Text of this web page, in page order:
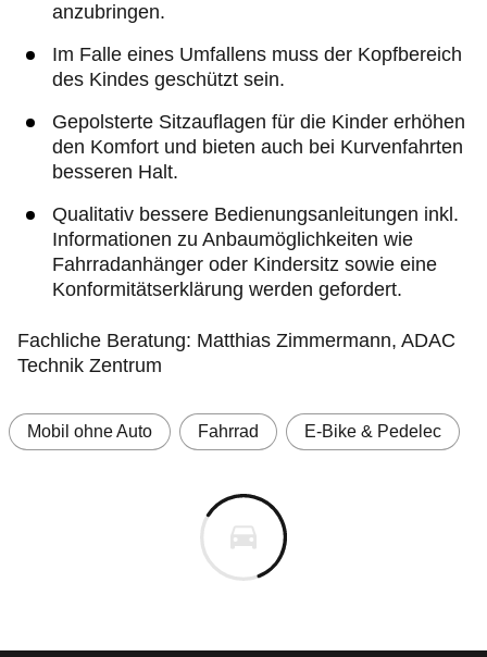
anzubringen.
Im Falle eines Umfallens muss der Kopfbereich
des Kindes geschützt sein.
Gepolsterte Sitzauflagen für die Kinder erhöhen
den Komfort und bieten auch bei Kurvenfahrten
besseren Halt.
Qualitativ bessere Bedienungsanleitungen inkl.
Informationen zu Anbaumöglichkeiten wie
Fahrradanhänger oder Kindersitz sowie eine
Konformitätserklärung werden gefordert.
Fachliche Beratung: Matthias Zimmermann, ADAC
Technik Zentrum
Mobil ohne Auto Fahrrad E-Bike & Pedelec